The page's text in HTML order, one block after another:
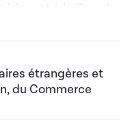
et à la Grande
publique n°7
ou cacher tous
étrangères et
du Commerce